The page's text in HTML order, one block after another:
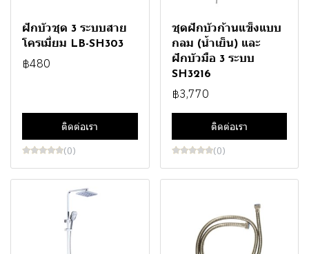
ฝักบัวชุด 3 ระบบสาย
โครเมี่ยม LB-SH303
฿480
ติดต่อเรา
(0)
ชุดฝักบัวก้านแข็งแบบ
กลม (น้ำเย็น) และ
ฝักบัวมือ 3 ระบบ
SH3216
฿3,770
ติดต่อเรา
(0)